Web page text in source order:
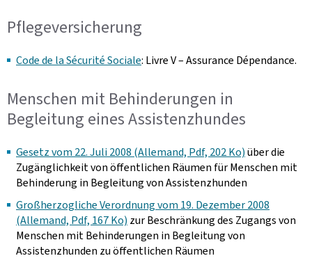
Pflegeversicherung
Code de la Sécurité Sociale: Livre V – Assurance Dépendance.
Menschen mit Behinderungen in
Begleitung eines Assistenzhundes
Gesetz vom 22. Juli 2008 (Allemand, Pdf, 202 Ko)über die
Zugänglichkeit von öffentlichen Räumen für Menschen mit
Behinderung in Begleitung von Assistenzhunden
Großherzogliche Verordnung vom 19. Dezember 2008
(Allemand, Pdf, 167 Ko) zur Beschränkung des Zugangs von
Menschen mit Behinderungen in Begleitung von
Assistenzhunden zu öffentlichen Räumen